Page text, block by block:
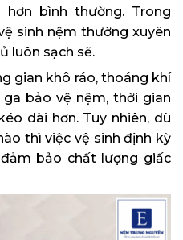
bình thường. Trong
sinh nệm thường xuyên
luôn sạch sẽ.
gian khô ráo, thoáng khí
bảo vệ nệm, thời gian
dài hơn. Tuy nhiên, dù
thì việc vệ sinh định kỳ
bảo chất lượng giấc